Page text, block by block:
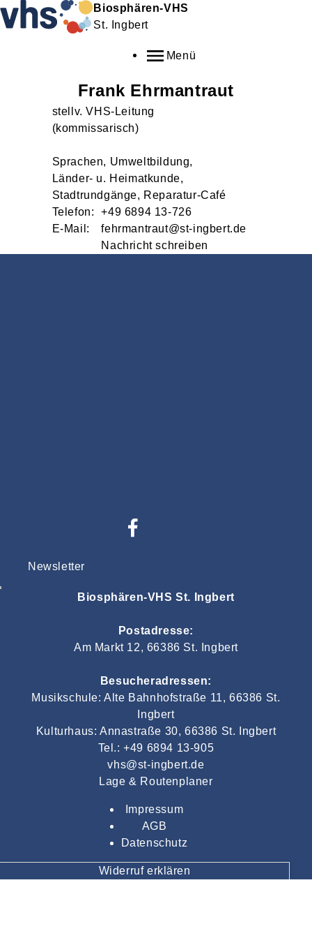
Biosphären-VHS
St. Ingbert
Menü
Frank Ehrmantraut
stellv. VHS-Leitung
(kommissarisch)
Sprachen, Umweltbildung,
Länder- u. Heimatkunde,
Stadtrundgänge, Reparatur-Café
Telefon:
+49 6894 13-726
E-Mail:
fehrmantraut@st-ingbert.de
Nachricht schreiben
Newsletter
Biosphären-VHS St. Ingbert
Postadresse:
Am Markt 12, 66386 St. Ingbert
Besucheradressen:
Musikschule: Alte Bahnhofstraße 11, 66386 St.
Ingbert
Kulturhaus: Annastraße 30, 66386 St. Ingbert
Tel.: +49 6894 13-905
vhs@st-ingbert.de
Lage & Routenplaner
Impressum
AGB
Datenschutz
Widerruf erklären